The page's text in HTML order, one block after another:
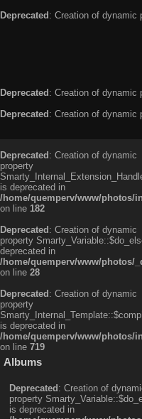
Deprecated : Creation of dynamic
Deprecated: Creation of dynamic
Deprecated: Creation of dynamic
Deprecated: Creation of dynamic
property
is deprecated in
/home/quemperv/www/photos/
on line 182
Deprecated: Creation of dynamic
property
deprecated in
/home/quemperv/www/photos/
on line 28
Deprecated: Creation of dynamic
property
is deprecated in
/home/quemperv/www/photos/
on line 719
Albums
Deprecated: Creation of
property
is deprecated in